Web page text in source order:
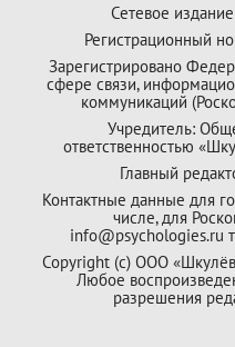
Сетевое
Регистрационный
Зарегистрировано
сфере связи,
коммуникаций
Учредитель:
ответственностью
Главный
Контактные данные для
числе, для
info@psychologies.ru
Copyright (с) ООО
Любое
разрешения